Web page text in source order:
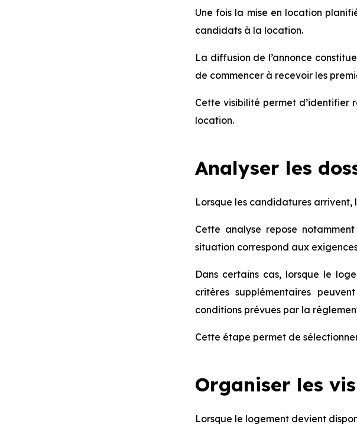
Une fois la mise en location
candidats à la location.
La diffusion de l’annonce
de commencer à recevoir les
Cette visibilité permet d’identifier
location.
Analyser les
Lorsque les candidatures arrivent,
Cette analyse repose
situation correspond aux
Dans certains cas, lorsque le
critères supplémentaires
conditions prévues par la
Cette étape permet de
Organiser les
Lorsque le logement devient